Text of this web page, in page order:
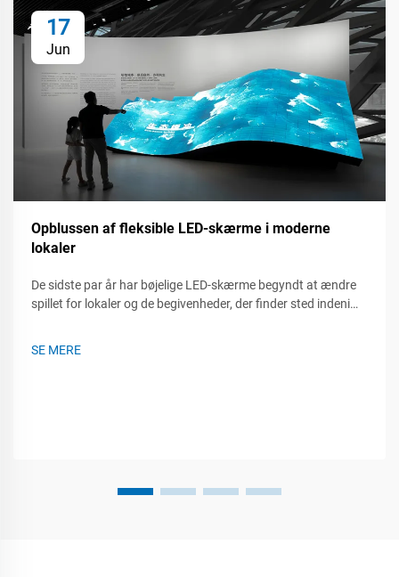
17
Jun
Opblussen af fleksible LED-skærme i moderne
lokaler
De sidste par år har bøjelige LED-skærme begyndt at ændre
spillet for lokaler og de begivenheder, der finder sted indeni
SE MERE